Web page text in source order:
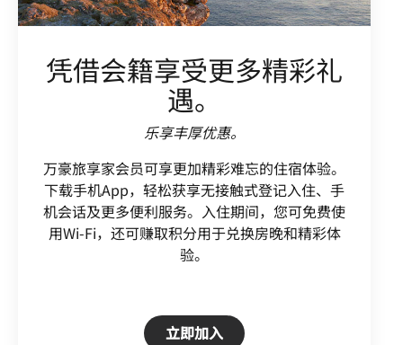
凭借会籍享受更多精彩礼
遇。
乐享丰厚优惠。
万豪旅享家会员可享更加精彩难忘的住宿体验。
下载手机App，轻松获享无接触式登记入住、手
机会话及更多便利服务。入住期间，您可免费使
用Wi-Fi，还可赚取积分用于兑换房晚和精彩体
验。
立即加入Open in New Tab